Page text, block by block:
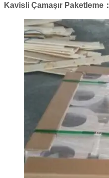
Kavisli Çamaşır Paketleme：